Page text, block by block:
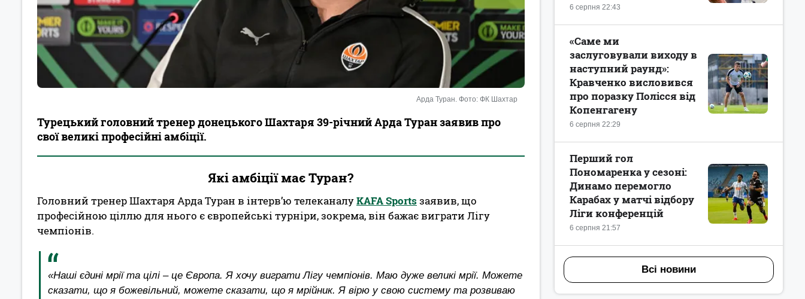
Арда Туран. Фото: ФК Шахтар
Турецький головний тренер донецького Шахтаря 39-річний Арда Туран заявив про
свої великі професійні амбіції.
Які амбіції має Туран?
Головний тренер Шахтаря Арда Туран в інтерв’ю телеканалуKAFA Sportsзаявив, що
професійною ціллю для нього є європейські турніри, зокрема, він бажає виграти Лігу
чемпіонів.
«Наші єдині мрії та цілі – це Європа. Я хочу виграти Лігу чемпіонів. Маю дуже великі мрії. Можете
сказати, що я божевільний, можете сказати, що я мрійник. Я вірю у свою систему та розвиваю
6 серпня 22:43
6 серпня 22:29
«Саме ми
заслуговували виходу в
наступний раунд»:
Кравченко висловився
про поразку Полісся від
Копенгагену
6 серпня 21:57
Перший гол
Пономаренка у сезоні:
Динамо перемогло
Карабах у матчі відбору
Ліги конференцій
Всі новини